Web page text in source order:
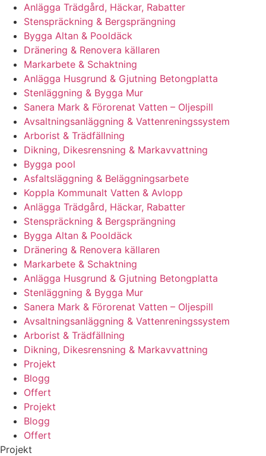
Anlägga Trädgård, Häckar, Rabatter
Stenspräckning & Bergsprängning
Bygga Altan & Pooldäck
Dränering & Renovera källaren
Markarbete & Schaktning
Anlägga Husgrund & Gjutning Betongplatta
Stenläggning & Bygga Mur
Sanera Mark & Förorenat Vatten – Oljespill
Avsaltningsanläggning & Vattenreningssystem
Arborist & Trädfällning
Dikning, Dikesrensning & Markavvattning
Bygga pool
Asfaltsläggning & Beläggningsarbete
Koppla Kommunalt Vatten & Avlopp
Anlägga Trädgård, Häckar, Rabatter
Stenspräckning & Bergsprängning
Bygga Altan & Pooldäck
Dränering & Renovera källaren
Markarbete & Schaktning
Anlägga Husgrund & Gjutning Betongplatta
Stenläggning & Bygga Mur
Sanera Mark & Förorenat Vatten – Oljespill
Avsaltningsanläggning & Vattenreningssystem
Arborist & Trädfällning
Dikning, Dikesrensning & Markavvattning
Projekt
Blogg
Offert
Projekt
Blogg
Offert
Projekt